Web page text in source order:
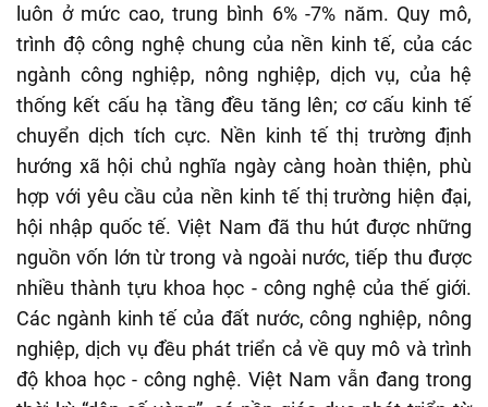
luôn ở mức cao, trung bình 6% -7% năm. Quy mô,
trình độ công nghệ chung của nền kinh tế, của các
ngành công nghiệp, nông nghiệp, dịch vụ, của hệ
thống kết cấu hạ tầng đều tăng lên; cơ cấu kinh tế
chuyển dịch tích cực. Nền kinh tế thị trường định
hướng xã hội chủ nghĩa ngày càng hoàn thiện, phù
hợp với yêu cầu của nền kinh tế thị trường hiện đại,
hội nhập quốc tế. Việt Nam đã thu hút được những
nguồn vốn lớn từ trong và ngoài nước, tiếp thu được
nhiều thành tựu khoa học - công nghệ của thế giới.
Các ngành kinh tế của đất nước, công nghiệp, nông
nghiệp, dịch vụ đều phát triển cả về quy mô và trình
độ khoa học - công nghệ. Việt Nam vẫn đang trong